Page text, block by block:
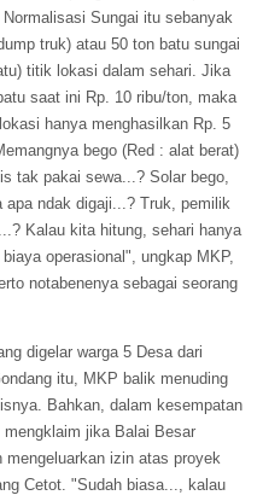
Sungai itu sebanyak
truk) atau 50 ton batu sungai
titik lokasi dalam sehari. Jika
saat ini Rp. 10 ribu/ton, maka
hanya menghasilkan Rp. 5
bego (Red : alat berat)
tak pakai sewa...? Solar bego,
apa ndak digaji...? Truk, pemilik
Kalau kita hitung, sehari hanya
operasional", ungkap MKP,
notabenenya sebagai seorang
digelar warga 5 Desa dari
itu, MKP balik menuding
Bahkan, dalam kesempatan
jika Balai Besar
izin atas proyek
Cetot. "Sudah biasa..., kalau